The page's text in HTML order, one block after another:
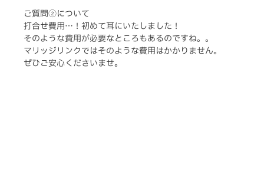
ご質問②について
打合せ費用…！初めて耳にいたしました！
そのような費用が必要なところもあるのですね。。
マリッジリンクではそのような費用はかかりません。
ぜひご安心くださいませ。